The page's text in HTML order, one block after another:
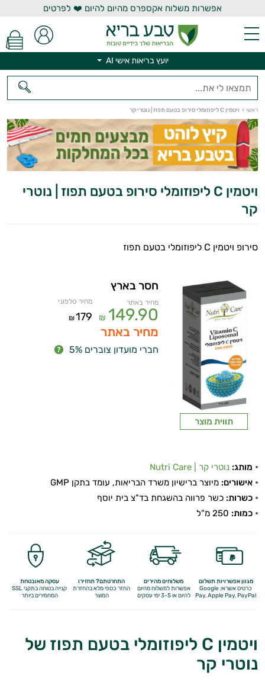
אפשרות משלוח אקספרס מהיום להיום ❤️ לפרטים
יועץ בריאות אישי AI
ראשי > ויטמין C ליפוזומלי סירופ בטעם תפוז | נוטרי קר
ויטמין C ליפוזומלי סירופ בטעם תפוז | נוטרי
קר
סירופ ויטמין C ליפוזומלי בטעם תפוז
תווית מוצר
חסר בארץ
מחיר באתר
149.90
₪
מחיר טלפוני
179
₪
מחיר באתר
חברי מועדון צוברים 5%
מותג: נוטרי קר | Nutri Care
אישורים: מיוצר ברישיון משרד הבריאות, עומד בתקן GMP
כשרות: כשר פרווה בהשגחת בד"צ בית יוסף
כמות:
מגוון אפשרויות תשלום
כרטיס אשראי, Google
Pay,Apple Pay, PayPal
משלוחים מהירים
אפשרות למשלוח מהיום
להיום או 3-5 ימי עסקים
התחרטתם? תחזירו
החזר כספי מלאבהחזרת
המוצר
עסקה מאובטחת
קנייה בטוחה בתקני SSL
המחמירים ביותר
ויטמין C ליפוזומלי בטעם תפוז של
נוטרי קר